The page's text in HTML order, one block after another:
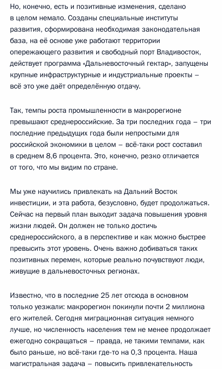
Но, конечно, есть и позитивные изменения, сделано
в целом немало. Созданы специальные институты
развития, сформирована необходимая законодательная
база, на её основе уже работают территории
опережающего развития и свободный порт Владивосток,
действует программа «Дальневосточный гектар», запущены
крупные инфраструктурные и индустриальные проекты –
всё это уже даёт определённую отдачу.
Так, темпы роста промышленности в макрорегионе
превышают среднероссийские. За три последних года – три
последние предыдущих года были непростыми для
российской экономики в целом – всё-таки рост составил
в среднем 8,6 процента. Это, конечно, резко отличается
от того, что мы видим по стране.
Мы уже научились привлекать на Дальний Восток
инвестиции, и эта работа, безусловно, будет продолжаться.
Сейчас на первый план выходит задача повышения уровня
жизни людей. Он должен не только достичь
среднероссийского, а в перспективе и как можно быстрее
превысить этот уровень. Очень важно добиваться таких
позитивных перемен, которые реально почувствуют люди,
живущие в дальневосточных регионах.
Известно, что в последние 25 лет отсюда в основном
только уезжали: макрорегион покинули почти 2 миллиона
его жителей. Сегодня миграционная ситуация немного
лучше, но численность населения тем не менее продолжает
ежегодно сокращаться – правда, не такими темпами, как
было раньше, но всё-таки где-то на 0,3 процента. Наша
магистральная задача – повысить привлекательность